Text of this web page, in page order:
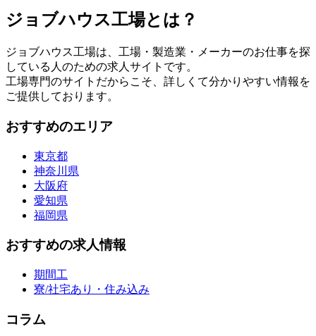
ジョブハウス工場とは？
ジョブハウス工場は、工場・製造業・メーカーのお仕事を探
している人のための求人サイトです。
工場専門のサイトだからこそ、詳しくて分かりやすい情報を
ご提供しております。
おすすめのエリア
東京都
神奈川県
大阪府
愛知県
福岡県
おすすめの求人情報
期間工
寮/社宅あり・住み込み
コラム